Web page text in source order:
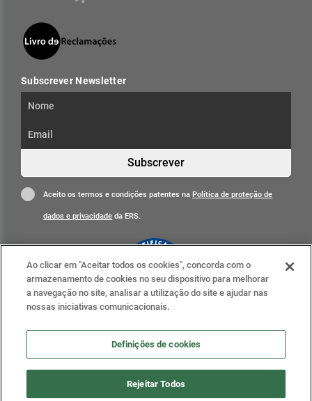
Subscrever Newsletter
Subscrever
Aceito os termos e condições patentes na Política de proteção de
dados e privacidade da ERS.
Clique para mais informações
ERS nas redes sociais
Ao clicar em "Aceitar todos os cookies", concorda com o
armazenamento de cookies no seu dispositivo para melhorar
a navegação no site, analisar a utilização do site e ajudar nas
nossas iniciativas comunicacionais.
Definições de cookies
Rejeitar Todos